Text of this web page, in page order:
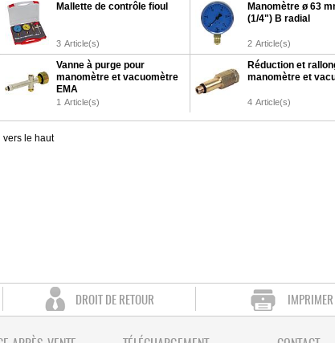
Mallette de contrôle fioul
3 Article(s)
Manomètre ø 63
(1/4") B radial
2 Article(s)
Vanne à purge pour
manomètre et vacuomètre
EMA
1 Article(s)
Réduction et
manomètre et
4 Article(s)
vers le haut
DROIT DE RETOUR IMPRIMER